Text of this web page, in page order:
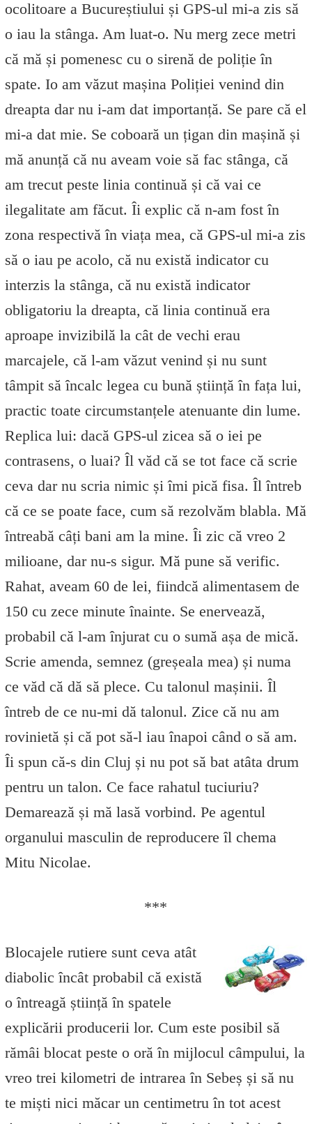
ocolitoare a Bucureștiului și GPS-ul mi-a zis să
o iau la stânga. Am luat-o. Nu merg zece metri
că mă și pomenesc cu o sirenă de poliție în
spate. Io am văzut mașina Poliției venind din
dreapta dar nu i-am dat importanță. Se pare că el
mi-a dat mie. Se coboară un țigan din mașină și
mă anunță că nu aveam voie să fac stânga, că
am trecut peste linia continuă și că vai ce
ilegalitate am făcut. Îi explic că n-am fost în
zona respectivă în viața mea, că GPS-ul mi-a zis
să o iau pe acolo, că nu există indicator cu
interzis la stânga, că nu există indicator
obligatoriu la dreapta, că linia continuă era
aproape invizibilă la cât de vechi erau
marcajele, că l-am văzut venind și nu sunt
tâmpit să încalc legea cu bună știință în fața lui,
practic toate circumstanțele atenuante din lume.
Replica lui: dacă GPS-ul zicea să o iei pe
contrasens, o luai? Îl văd că se tot face că scrie
ceva dar nu scria nimic și îmi pică fisa. Îl întreb
că ce se poate face, cum să rezolvăm blabla. Mă
întreabă câți bani am la mine. Îi zic că vreo 2
milioane, dar nu-s sigur. Mă pune să verific.
Rahat, aveam 60 de lei, fiindcă alimentasem de
150 cu zece minute înainte. Se enervează,
probabil că l-am înjurat cu o sumă așa de mică.
Scrie amenda, semnez (greșeala mea) și numa
ce văd că dă să plece. Cu talonul mașinii. Îl
întreb de ce nu-mi dă talonul. Zice că nu am
rovinietă și că pot să-l iau înapoi când o să am.
Îi spun că-s din Cluj și nu pot să bat atâta drum
pentru un talon. Ce face rahatul tuciuriu?
Demarează și mă lasă vorbind. Pe agentul
organului masculin de reproducere îl chema
Mitu Nicolae.
***
Blocajele rutiere sunt ceva atât
diabolic încât probabil că există
o întreagă știință în spatele
explicării producerii lor. Cum este posibil să
rămâi blocat peste o oră în mijlocul câmpului, la
vreo trei kilometri de intrarea în Sebeș și să nu
te miști nici măcar un centimetru în tot acest